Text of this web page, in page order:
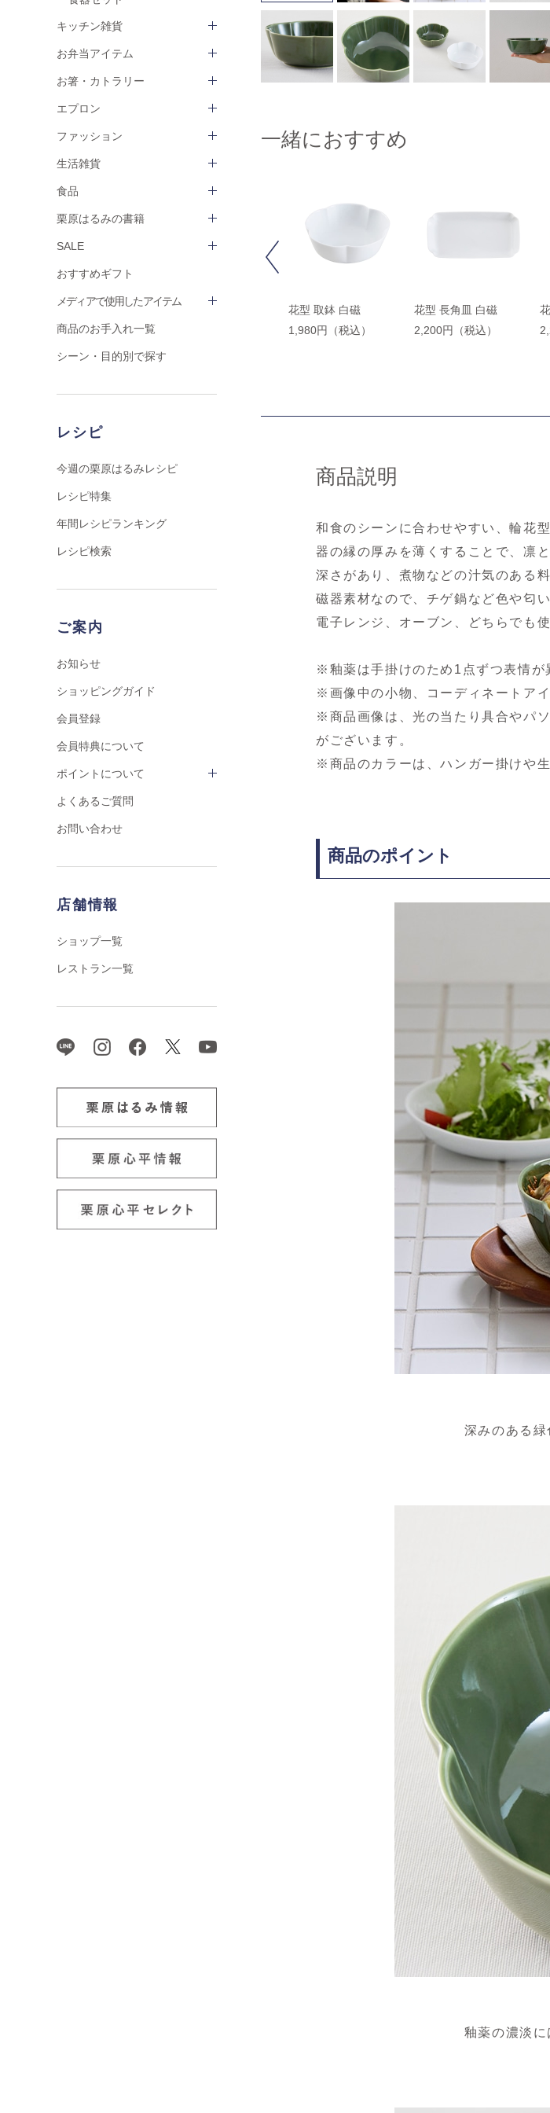
キッチン雑貨
お弁当アイテム
お箸・カトラリー
エプロン
ファッション
生活雑貨
食品
栗原はるみの書籍
SALE
おすすめギフト
メディアで使用したアイテム
商品のお手入れ一覧
シーン・目的別で探す
レシピ
今週の栗原はるみレシピ
レシピ特集
年間レシピランキング
レシピ検索
ご案内
お知らせ
ショッピングガイド
会員登録
会員特典について
ポイントについて
よくあるご質問
お問い合わせ
店舗情報
ショップ一覧
レストラン一覧
一緒におすすめ
Previous
花型 長角皿 白磁
2,200円（税込）
花型 長角皿 織部
花型 取鉢 白磁
1,980円（税込）
花型 長角皿 白磁
2,200円（税込）
商品説明
和食のシーンに合わせやすい、輪花型
器の縁の厚みを薄くすることで、凛
深さがあり、煮物などの汁気のある
磁器素材なので、チゲ鍋など色や匂
電子レンジ、オーブン、どちらでも
※釉薬は手掛けのため1点ずつ表情が
※画像中の小物、コーディネートア
※商品画像は、光の当たり具合やパ
がございます。
※商品のカラーは、ハンガー掛けや
商品のポイント
深みのある緑
釉薬の濃淡に